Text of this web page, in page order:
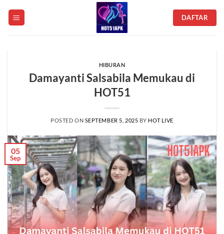
DAFTAR
HIBURAN
Damayanti Salsabila Memukau di
HOT51
POSTED ON SEPTEMBER 5, 2025 BY HOT LIVE
05
Sep